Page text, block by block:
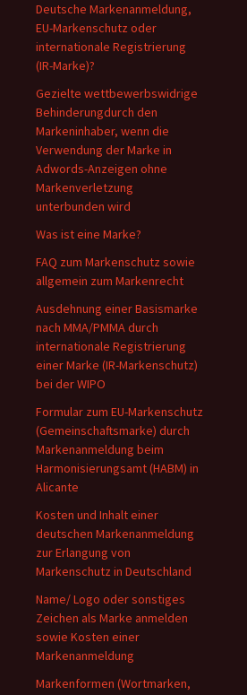
Deutsche Markenanmeldung,
EU-Markenschutz oder
internationale Registrierung
(IR-Marke)?
Gezielte wettbewerbswidrige
Behinderungdurch den
Markeninhaber, wenn die
Verwendung der Marke in
Adwords-Anzeigen ohne
Markenverletzung
unterbunden wird
Was ist eine Marke?
FAQ zum Markenschutz sowie
allgemein zum Markenrecht
Ausdehnung einer Basismarke
nach MMA/PMMA durch
internationale Registrierung
einer Marke (IR-Markenschutz)
bei der WIPO
Formular zum EU-Markenschutz
(Gemeinschaftsmarke) durch
Markenanmeldung beim
Harmonisierungsamt (HABM) in
Alicante
Kosten und Inhalt einer
deutschen Markenanmeldung
zur Erlangung von
Markenschutz in Deutschland
Name/ Logo oder sonstiges
Zeichen als Marke anmelden
sowie Kosten einer
Markenanmeldung
Markenformen (Wortmarken,